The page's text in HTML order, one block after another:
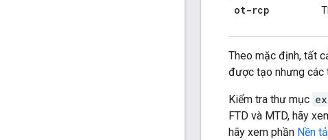
ot-rcp
Theo mặc định, tất
được tạo nhưng các
Kiểm tra thư mục
FTD và MTD, hãy
hãy xem phần Nền